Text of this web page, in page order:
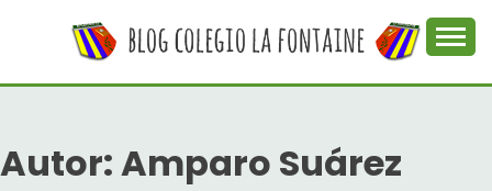
COLEGIO LA
FONTAINE
colegio La Fontaine
Autor:Amparo Suárez